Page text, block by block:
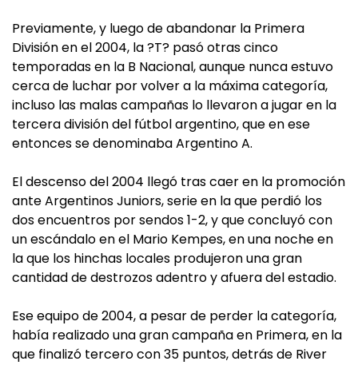
Previamente, y luego de abandonar la Primera
División en el 2004, la ?T? pasó otras cinco
temporadas en la B Nacional, aunque nunca estuvo
cerca de luchar por volver a la máxima categoría,
incluso las malas campañas lo llevaron a jugar en la
tercera división del fútbol argentino, que en ese
entonces se denominaba Argentino A.
El descenso del 2004 llegó tras caer en la promoción
ante Argentinos Juniors, serie en la que perdió los
dos encuentros por sendos 1-2, y que concluyó con
un escándalo en el Mario Kempes, en una noche en
la que los hinchas locales produjeron una gran
cantidad de destrozos adentro y afuera del estadio.
Ese equipo de 2004, a pesar de perder la categoría,
había realizado una gran campaña en Primera, en la
que finalizó tercero con 35 puntos, detrás de River